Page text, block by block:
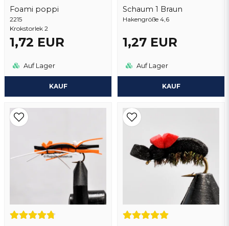
Foami poppi
2215
Krokstorlek 2
1,72 EUR
Auf Lager
KAUF
Schaum 1 Braun
Hakengröße 4,6
1,27 EUR
Auf Lager
KAUF
Frage senden